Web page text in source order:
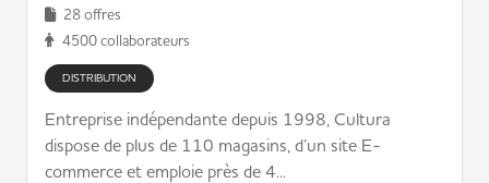
28 offres
4500 collaborateurs
DISTRIBUTION
Entreprise indépendante depuis 1998, Cultura
dispose de plus de 110 magasins, d’un site E-
commerce et emploie près de 4...